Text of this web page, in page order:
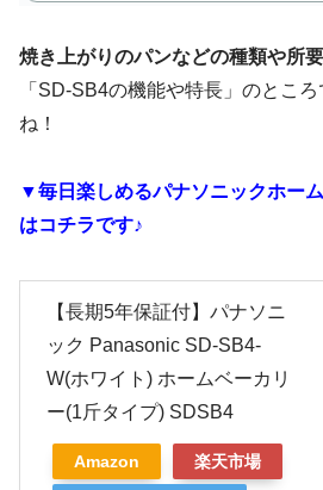
焼き上がりのパンなどの種類や所
「SD-SB4の機能や特長」のとこ
ね！
▼毎日楽しめるパナソニックホー
はコチラです♪
【長期5年保証付】パナソニ
ック Panasonic SD-SB4-
W(ホワイト) ホームベーカリ
ー(1斤タイプ) SDSB4
Amazon 楽天市場